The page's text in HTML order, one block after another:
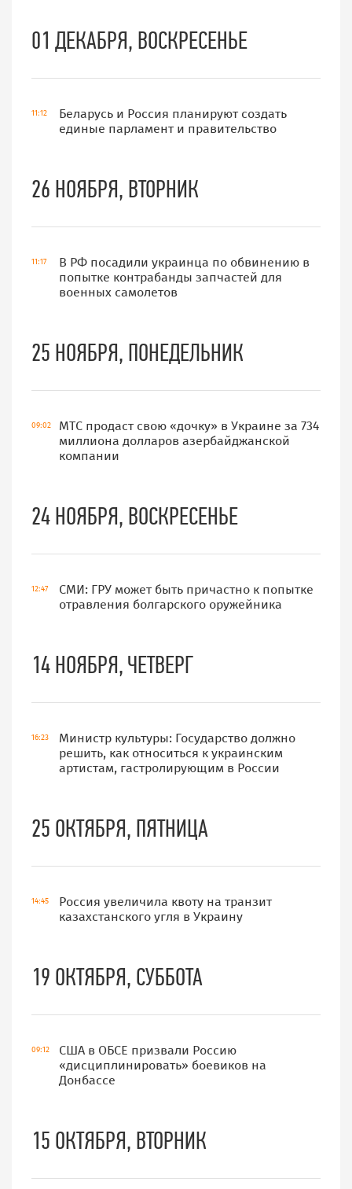
01 ДЕКАБРЯ, ВОСКРЕСЕНЬЕ
11:12
Беларусь и Россия планируют создать
единые парламент и правительство
26 НОЯБРЯ, ВТОРНИК
11:17
В РФ посадили украинца по обвинению в
попытке контрабанды запчастей для
военных самолетов
25 НОЯБРЯ, ПОНЕДЕЛЬНИК
09:02
МТС продаст свою «дочку» в Украине за 734
миллиона долларов азербайджанской
компании
24 НОЯБРЯ, ВОСКРЕСЕНЬЕ
12:47
СМИ: ГРУ может быть причастно к попытке
отравления болгарского оружейника
14 НОЯБРЯ, ЧЕТВЕРГ
16:23
Министр культуры: Государство должно
решить, как относиться к украинским
артистам, гастролирующим в России
25 ОКТЯБРЯ, ПЯТНИЦА
14:45
Россия увеличила квоту на транзит
казахстанского угля в Украину
19 ОКТЯБРЯ, СУББОТА
09:12
США в ОБСЕ призвали Россию
«дисциплинировать» боевиков на
Донбассе
15 ОКТЯБРЯ, ВТОРНИК